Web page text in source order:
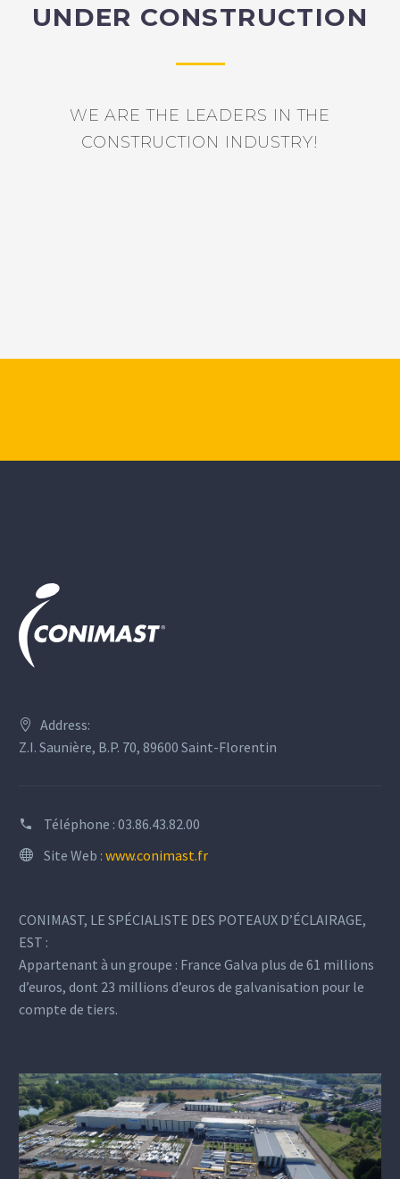
UNDER CONSTRUCTION
WE ARE THE LEADERS IN THE
CONSTRUCTION INDUSTRY!
Address:
Z.I. Saunière, B.P. 70, 89600 Saint-Florentin
Téléphone : 03.86.43.82.00
Site Web : www.conimast.fr
CONIMAST, LE SPÉCIALISTE DES POTEAUX D’ÉCLAIRAGE,
EST :
Appartenant à un groupe : France Galva plus de 61 millions
d’euros, dont 23 millions d’euros de galvanisation pour le
compte de tiers.